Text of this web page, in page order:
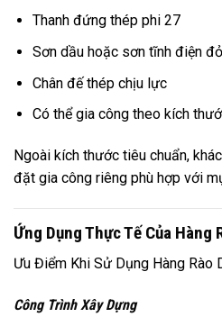
Thanh đứng thép phi 27
Sơn dầu hoặc sơn tĩnh điện
Chân đế thép chịu lực
Có thể gia công theo kích
Ngoài kích thước tiêu chuẩn,
đặt gia công riêng phù hợp với
Ứng Dụng Thực Tế Của Hàng
Ưu Điểm Khi Sử Dụng Hàng Rào
Công Trình Xây Dựng